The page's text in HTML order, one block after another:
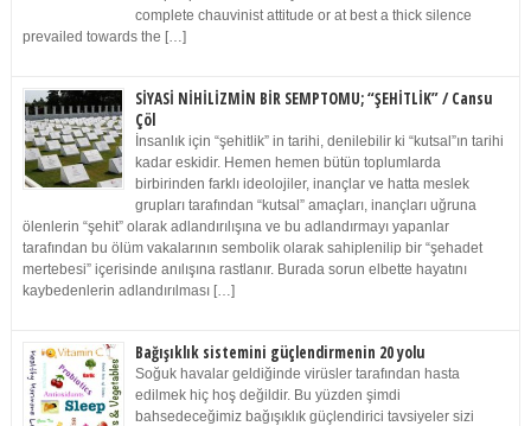
complete chauvinist attitude or at best a thick silence
prevailed towards the […]
SİYASİ NİHİLİZMİN BİR SEMPTOMU; “ŞEHİTLİK” / Cansu
Çöl
İnsanlık için “şehitlik” in tarihi, denilebilir ki “kutsal”ın tarihi
kadar eskidir. Hemen hemen bütün toplumlarda
birbirinden farklı ideolojiler, inançlar ve hatta meslek
grupları tarafından “kutsal” amaçları, inançları uğruna
ölenlerin “şehit” olarak adlandırılışına ve bu adlandırmayı yapanlar
tarafından bu ölüm vakalarının sembolik olarak sahiplenilip bir “şehadet
mertebesi” içerisinde anılışına rastlanır. Burada sorun elbette hayatını
kaybedenlerin adlandırılması […]
Bağışıklık sistemini güçlendirmenin 20 yolu
Soğuk havalar geldiğinde virüsler tarafından hasta
edilmek hiç hoş değildir. Bu yüzden şimdi
bahsedeceğimiz bağışıklık güçlendirici tavsiyeler sizi